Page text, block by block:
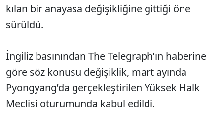
kılan bir anayasa değişikliğine gittiği öne
sürüldü.
İngiliz basınından The Telegraph’ın haberine
göre söz konusu değişiklik, mart ayında
Pyongyang’da gerçekleştirilen Yüksek Halk
Meclisi oturumunda kabul edildi.